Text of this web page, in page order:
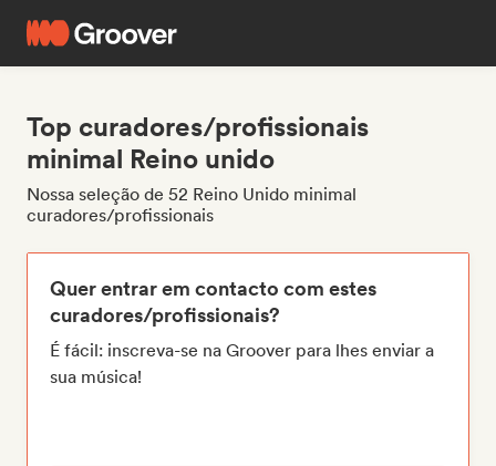
Top curadores/profissionais
minimal Reino unido
Nossa seleção de 52 Reino Unido minimal
curadores/profissionais
Quer entrar em contacto com estes
curadores/profissionais?
É fácil: inscreva-se na Groover para lhes enviar a
sua música!